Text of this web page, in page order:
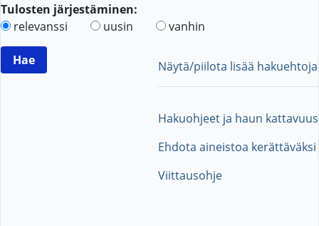
Tulosten järjestäminen:
relevanssi
uusin vanhin
Näytä/piilota lisää hakuehtoja
Hakuohjeet ja haun kattavuus
Ehdota aineistoa kerättäväksi
Viittausohje